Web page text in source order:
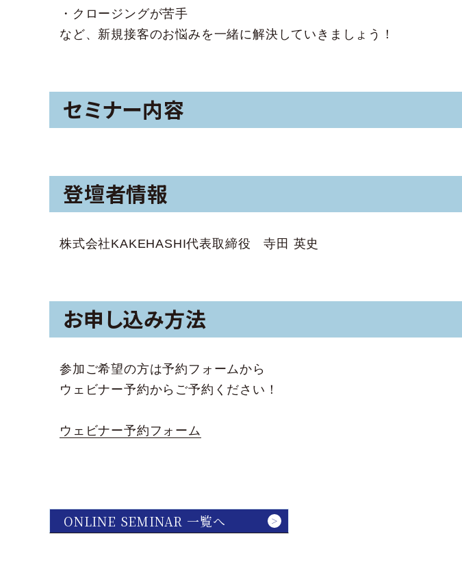
・クロージングが苦手
など、新規接客のお悩みを一緒に解決していきましょう！
セミナー内容
登壇者情報
株式会社KAKEHASHI代表取締役 寺田 英史
お申し込み方法
参加ご希望の方は予約フォームから
ウェビナー予約からご予約ください！
ウェビナー予約フォーム
ONLINE SEMINAR 一覧へ ＞